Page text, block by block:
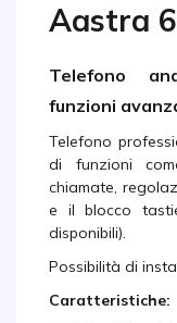
Aastra
Telefono
funzioni
Telefono
di funzioni
chiamate,
e il blocco
disponibili).
Possibilità di
Caratteristiche: